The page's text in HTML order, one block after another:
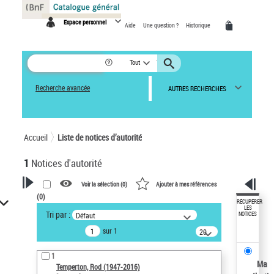
Espace personnel Aide Une question ? Historique
Tout
Recherche avancée AUTRES RECHERCHES
Accueil Liste de notices d’autorité
1 Notices d'autorité
VOTRE RECHERCHE
Recherche avancée dans les
notices d’autorité
Œuvres liées à l'auteur :
Temperton, Rod (1947-2016)
Voir la sélection (0) Ajouter à mes références
(0)
Tri par : Défaut
sur 1
20
résultats/page
1
Temperton, Rod (1947-2016)
RÉCUPÉRER
LES
NOTICES
Ma
Panneau de gestion des cookies